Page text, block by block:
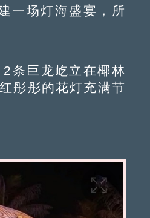
场灯海盛宴，所
条巨龙屹立在椰林
彤彤的花灯充满节